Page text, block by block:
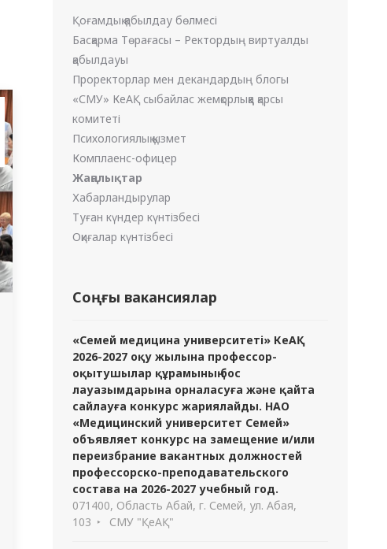
Қоғамдық қабылдау бөлмесі
Басқарма Төрағасы – Ректордың виртуалды
қабылдауы
Проректорлар мен декандардың блогы
«СМУ» КеАҚ сыбайлас жемқорлыққа қарсы
комитеті
Психологиялық қызмет
Комплаенс-офицер
Жаңалықтар
Хабарландырулар
Туған күндер күнтізбесі
Оқиғалар күнтізбесі
Соңғы вакансиялар
«Семей медицина университеті» КеАҚ
2026-2027 оқу жылына профессор-
оқытушылар құрамының бос
лауазымдарына орналасуға және қайта
сайлауға конкурс жариялайды. НАО
«Медицинский университет Семей»
объявляет конкурс на замещение и/или
переизбрание вакантных должностей
профессорско-преподавательского
состава на 2026-2027 учебный год.
071400, Область Абай, г. Семей, ул. Абая,
103
СМУ "ҚеАҚ"